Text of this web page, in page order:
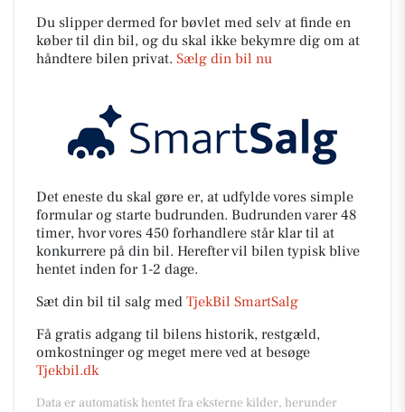
Du slipper dermed for bøvlet med selv at finde en
køber til din bil, og du skal ikke bekymre dig om at
håndtere bilen privat. Sælg din bil nu
Det eneste du skal gøre er, at udfylde vores simple
formular og starte budrunden. Budrunden varer 48
timer, hvor vores 450 forhandlere står klar til at
konkurrere på din bil. Herefter vil bilen typisk blive
hentet inden for 1-2 dage.
Sæt din bil til salg med TjekBil SmartSalg
Få gratis adgang til bilens historik, restgæld,
omkostninger og meget mere ved at besøge
Tjekbil.dk
Data er automatisk hentet fra eksterne kilder, herunder